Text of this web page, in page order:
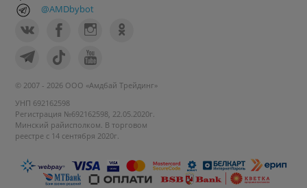
@AMDbybot
© 2007 - 2026 ООО «Амдбай Трейдинг»
УНП 692162598
Регистрация №692162598, 22.05.2020г.
Минский райисполком. В торговом
реестре с 14 сентября 2020г.